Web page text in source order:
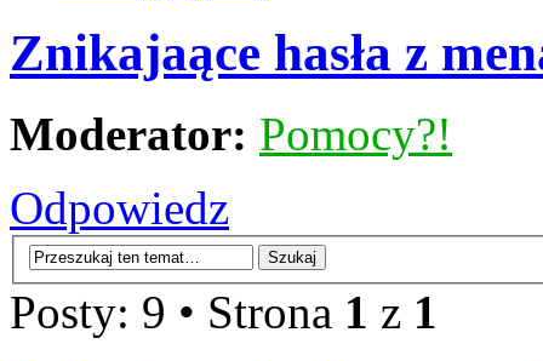
Znikajaące hasła z
Moderator: Pomocy?!
Odpowiedz
Posty: 9 • Strona 1 z 1